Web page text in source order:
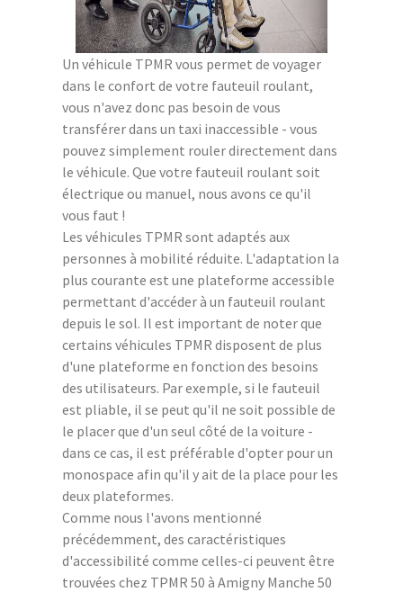
Un véhicule TPMR vous permet de voyager
dans le confort de votre fauteuil roulant,
vous n'avez donc pas besoin de vous
transférer dans un taxi inaccessible - vous
pouvez simplement rouler directement dans
le véhicule. Que votre fauteuil roulant soit
électrique ou manuel, nous avons ce qu'il
vous faut !
Les véhicules TPMR sont adaptés aux
personnes à mobilité réduite. L'adaptation la
plus courante est une plateforme accessible
permettant d'accéder à un fauteuil roulant
depuis le sol. Il est important de noter que
certains véhicules TPMR disposent de plus
d'une plateforme en fonction des besoins
des utilisateurs. Par exemple, si le fauteuil
est pliable, il se peut qu'il ne soit possible de
le placer que d'un seul côté de la voiture -
dans ce cas, il est préférable d'opter pour un
monospace afin qu'il y ait de la place pour les
deux plateformes.
Comme nous l'avons mentionné
précédemment, des caractéristiques
d'accessibilité comme celles-ci peuvent être
trouvées chez TPMR 50 à Amigny Manche 50